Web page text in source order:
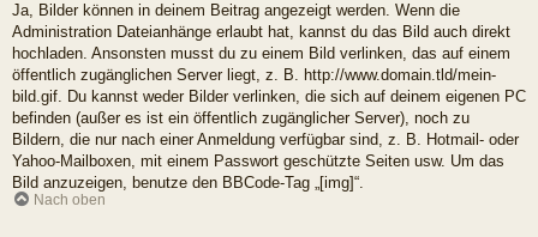
Ja, Bilder können in deinem Beitrag angezeigt werden. Wenn die
Administration Dateianhänge erlaubt hat, kannst du das Bild auch direkt
hochladen. Ansonsten musst du zu einem Bild verlinken, das auf einem
öffentlich zugänglichen Server liegt, z. B. http://www.domain.tld/mein-
bild.gif. Du kannst weder Bilder verlinken, die sich auf deinem eigenen PC
befinden (außer es ist ein öffentlich zugänglicher Server), noch zu
Bildern, die nur nach einer Anmeldung verfügbar sind, z. B. Hotmail- oder
Yahoo-Mailboxen, mit einem Passwort geschützte Seiten usw. Um das
Bild anzuzeigen, benutze den BBCode-Tag „[img]“.
Nach oben